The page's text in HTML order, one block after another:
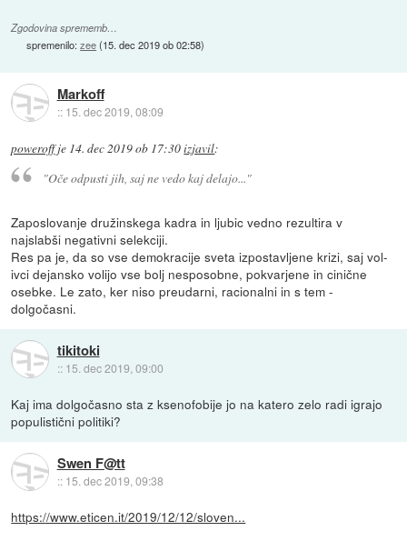
Zgodovina sprememb…
spremenilo:zee(15. dec 2019 ob 02:58)
Markoff
:: 15. dec 2019, 08:09
poweroffje 14. dec 2019 ob 17:30izjavil:
"Oče odpusti jih, saj ne vedo kaj delajo..."
Zaposlovanje družinskega kadra in ljubic vedno rezultira v
najslabši negativni selekciji.
Res pa je, da so vse demokracije sveta izpostavljene krizi, saj vol-
ivci dejansko volijo vse bolj nesposobne, pokvarjene in cinične
osebke. Le zato, ker niso preudarni, racionalni in s tem -
dolgočasni.
tikitoki
:: 15. dec 2019, 09:00
Kaj ima dolgočasno sta z ksenofobije jo na katero zelo radi igrajo
populistični politiki?
Swen F@tt
:: 15. dec 2019, 09:38
https://www.eticen.it/2019/12/12/sloven...